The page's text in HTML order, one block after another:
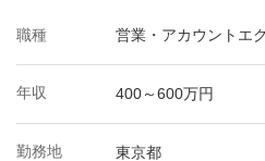
職種 営業・アカウントエ
年収 400～600万円
勤務地 東京都